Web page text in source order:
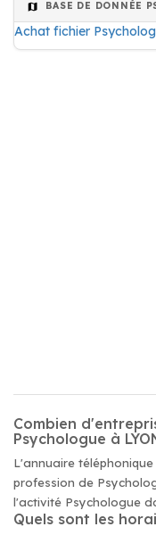
BASE DE DONNÉE
Achat fichier
Combien
Psychologue à
L'annuaire
profession de
l'activité Psychologue
Quels sont les